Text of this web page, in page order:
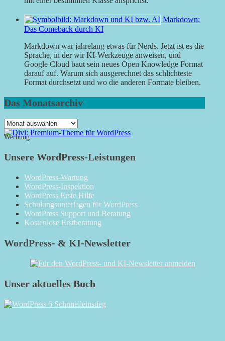
Markdown:
Das Comeback durch KI
Markdown war jahrelang etwas für Nerds. Jetzt ist es die
Sprache, in der wir KI-Werkzeuge anweisen, und
Google Cloud baut sein neues Open Knowledge Format
darauf auf. Warum sich ausgerechnet das schlichteste
Format durchsetzt und wo die anderen Formate bleiben.
Das Monatsarchiv
Das
Monatsarchiv
Werbung
Unsere WordPress-Leistungen
WordPress-Wartung
WordPress-Inspektion
WordPress Erste Hilfe
Schulungsunterlagen für WordPress
WordPress Support und Beratung
Kostenlose Erstberatung
WordPress- & KI-Newsletter
Unser aktuelles Buch